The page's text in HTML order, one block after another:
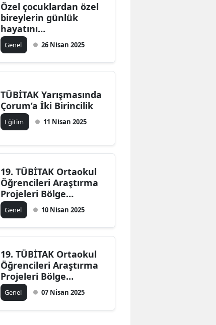
Özel çocuklardan özel
bireylerin günlük
hayatını
kolaylaştıracak saat
Genel 26 Nisan 2025
TÜBİTAK Yarışmasında
Çorum’a İki Birincilik
Eğitim 11 Nisan 2025
19. TÜBİTAK Ortaokul
Öğrencileri Araştırma
Projeleri Bölge
Yarışması Samsun'da
sona erdi
Genel 10 Nisan 2025
19. TÜBİTAK Ortaokul
Öğrencileri Araştırma
Projeleri Bölge
Yarışması Samsun'da
başladı
Genel 07 Nisan 2025